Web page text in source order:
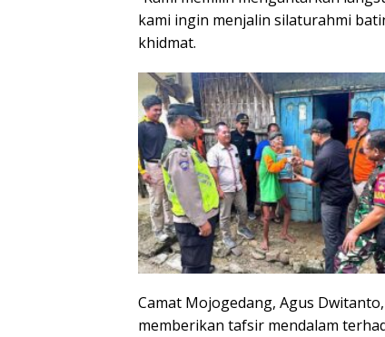
kami ingin menjalin silaturahmi
khidmat.
Camat Mojogedang, Agus
memberikan tafsir mendalam